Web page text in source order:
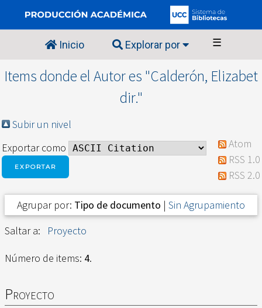
Inicio Explorar por ☰
Items donde el Autor es "Calderón, Elizabet
dir."
Subir un nivel
Exportar como
Atom
RSS 1.0
RSS 2.0
Agrupar por: Tipo de documento | Sin Agrupamiento
Saltar a:
Proyecto
Número de items: 4.
Proyecto